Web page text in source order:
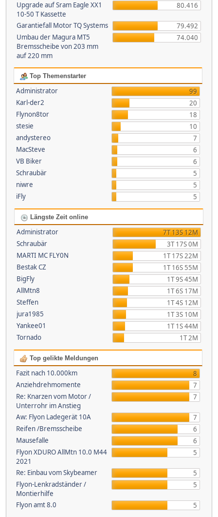
Upgrade auf Sram Eagle XX1
10-50 T Kassette
80.416
Garantiefall Motor TQ Systems
79.492
Umbau der Magura MT5
Bremsscheibe von 203 mm
auf 220 mm
74.040
Top Themenstarter
Administrator
99
Karl-der2
20
Flynon8tor
18
stesie
10
andystereo
7
MacSteve
6
VB Biker
6
Schraubär
5
niwre
5
iFly
5
Längste Zeit online
Administrator
7T 13S 12M
Schraubär
3T 17S 0M
MARTI MC FLY0N
1T 17S 22M
Bestak CZ
1T 16S 55M
BigFly
1T 9S 45M
AllMtn8
1T 6S 17M
Steffen
1T 4S 12M
jura1985
1T 3S 10M
Yankee01
1T 1S 44M
Tornado
1T 2M
Top gelikte Meldungen
Fazit nach 10.000km
8
Anziehdrehmomente
7
Re: Knarzen vom Motor /
Unterrohr im Anstieg
7
Aw: Flyon Ladegerät 10A
7
Reifen /Bremsscheibe
6
Mausefalle
6
Flyon XDURO AllMtn 10.0 M44
2021
5
Re: Einbau vom Skybeamer
5
Flyon-Lenkradständer /
Montierhilfe
5
Flyon amt 8.0 5